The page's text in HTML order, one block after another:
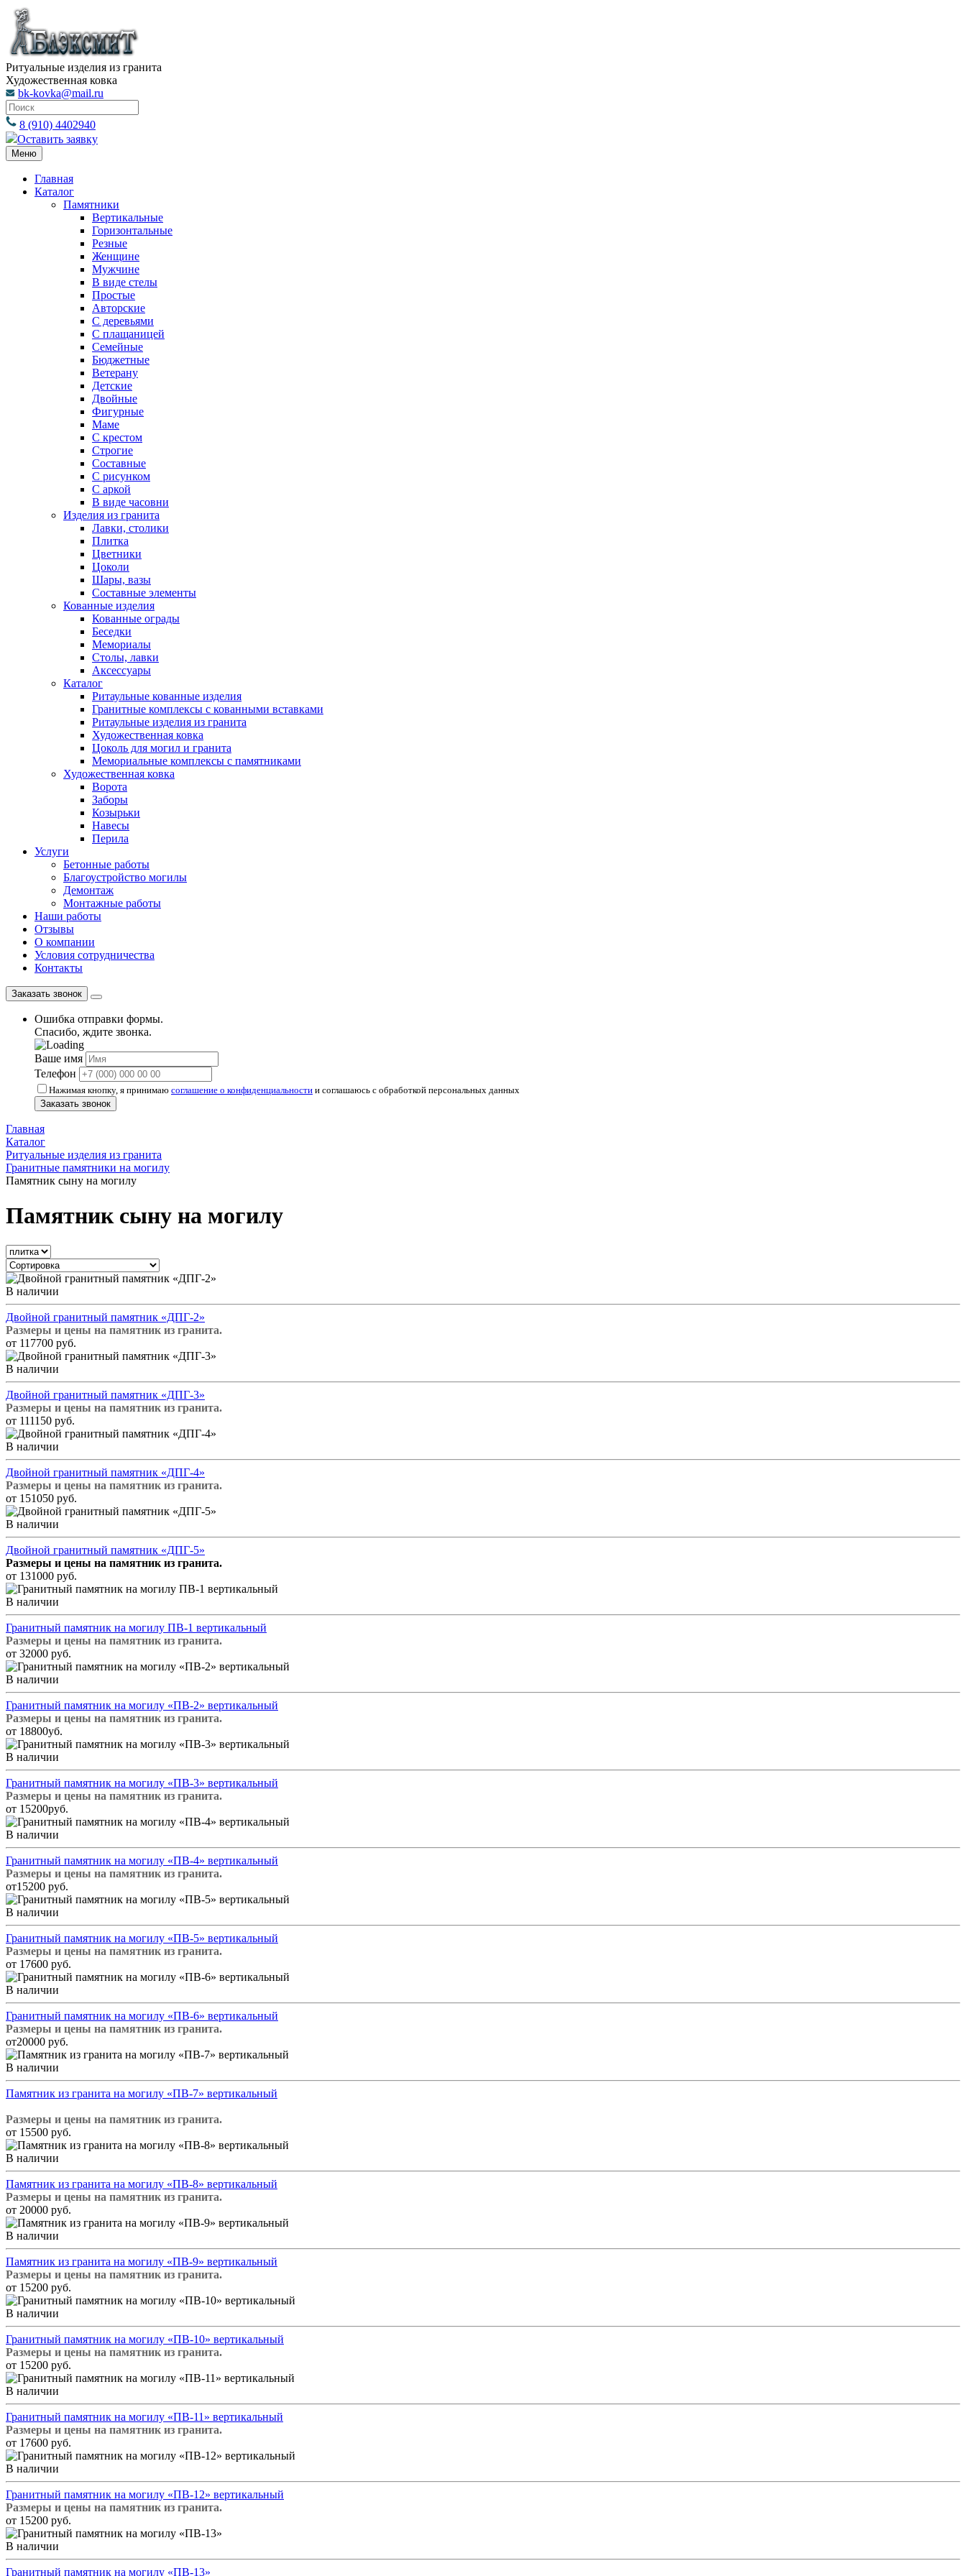
Ритуальные изделия из гранита
Художественная ковка
bk-kovka@mail.ru
8 (910) 4402940
Оставить заявку
Меню
Главная
Каталог
Памятники
Вертикальные
Горизонтальные
Резные
Женщине
Мужчине
В виде стелы
Простые
Авторские
С деревьями
С плащаницей
Семейные
Бюджетные
Ветерану
Детские
Двойные
Фигурные
Маме
С крестом
Строгие
Составные
С рисунком
С аркой
В виде часовни
Изделия из гранита
Лавки, столики
Плитка
Цветники
Цоколи
Шары, вазы
Составные элементы
Кованные изделия
Кованные ограды
Беседки
Мемориалы
Столы, лавки
Аксессуары
Каталог
Ритаульные кованные изделия
Гранитные комплексы с кованными вставками
Ритаульные изделия из гранита
Художественная ковка
Цоколь для могил и гранита
Мемориальные комплексы с памятниками
Художественная ковка
Ворота
Заборы
Козырьки
Навесы
Перила
Услуги
Бетонные работы
Благоустройство могилы
Демонтаж
Монтажные работы
Наши работы
Отзывы
О компании
Условия сотрудничества
Контакты
Заказать звонок
Ошибка отправки формы.
Спасибо, ждите звонка.
Ваше имя
Телефон
Нажимая кнопку, я принимаю соглашение о конфиденциальности и соглашаюсь с обработкой персональных данных
Заказать звонок
Главная
Каталог
Ритуальные изделия из гранита
Гранитные памятники на могилу
Памятник сыну на могилу
Памятник сыну на могилу
В наличии
Двойной гранитный памятник «ДПГ-2»
Размеры и цены на памятник из гранита.
от 117700 руб.
В наличии
Двойной гранитный памятник «ДПГ-3»
Размеры и цены на памятник из гранита.
от 111150 руб.
В наличии
Двойной гранитный памятник «ДПГ-4»
Размеры и цены на памятник из гранита.
от 151050 руб.
В наличии
Двойной гранитный памятник «ДПГ-5»
Размеры и цены на памятник из гранита.
от 131000 руб.
В наличии
Гранитный памятник на могилу ПВ-1 вертикальный
Размеры и цены на памятник из гранита.
от 32000 руб.
В наличии
Гранитный памятник на могилу «ПВ-2» вертикальный
Размеры и цены на памятник из гранита.
от 18800уб.
В наличии
Гранитный памятник на могилу «ПВ-3» вертикальный
Размеры и цены на памятник из гранита.
от 15200руб.
В наличии
Гранитный памятник на могилу «ПВ-4» вертикальный
Размеры и цены на памятник из гранита.
от15200 руб.
В наличии
Гранитный памятник на могилу «ПВ-5» вертикальный
Размеры и цены на памятник из гранита.
от 17600 руб.
В наличии
Гранитный памятник на могилу «ПВ-6» вертикальный
Размеры и цены на памятник из гранита.
от20000 руб.
В наличии
Памятник из гранита на могилу «ПВ-7» вертикальный
Размеры и цены на памятник из гранита.
от 15500 руб.
В наличии
Памятник из гранита на могилу «ПВ-8» вертикальный
Размеры и цены на памятник из гранита.
от 20000 руб.
В наличии
Памятник из гранита на могилу «ПВ-9» вертикальный
Размеры и цены на памятник из гранита.
от 15200 руб.
В наличии
Гранитный памятник на могилу «ПВ-10» вертикальный
Размеры и цены на памятник из гранита.
от 15200 руб.
В наличии
Гранитный памятник на могилу «ПВ-11» вертикальный
Размеры и цены на памятник из гранита.
от 17600 руб.
В наличии
Гранитный памятник на могилу «ПВ-12» вертикальный
Размеры и цены на памятник из гранита.
от 15200 руб.
В наличии
Гранитный памятник на могилу «ПВ-13»